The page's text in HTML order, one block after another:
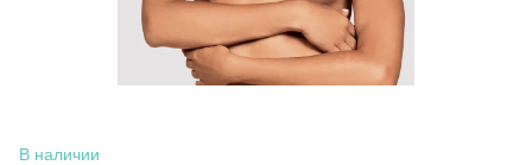
В наличии